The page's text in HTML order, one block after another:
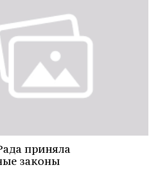
приняла
законы